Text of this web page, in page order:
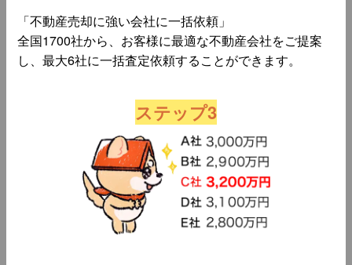
「不動産売却に強い会社に一括依頼」
全国1700社から、お客様に最適な不動産会社をご提案
し、最大6社に一括査定依頼することができます。
ステップ3